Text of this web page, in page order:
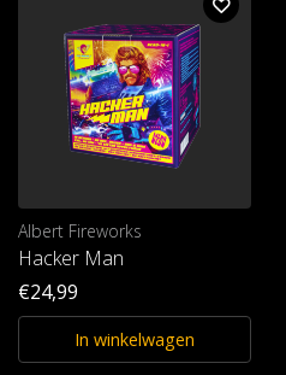
Albert Fireworks
Hacker Man
€24,99
In winkelwagen